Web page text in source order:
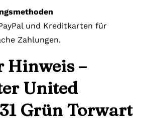
und Kreditkarten für
Zahlungen.
Hinweis –
United
Grün Torwart